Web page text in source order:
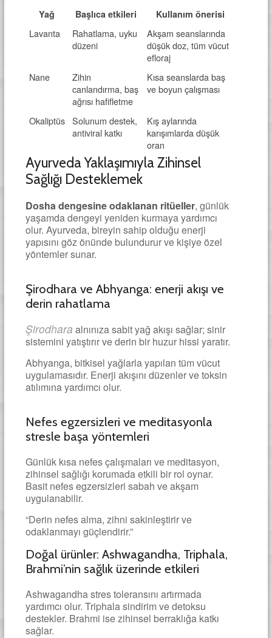
Yağ Başlıca etkileri Kullanım önerisi
Lavanta
Rahatlama, uyku
düzeni
Akşam seanslarında
düşük doz, tüm vücut
efloraj
Nane
Zihin
canlandırma, baş
ağrısı hafifletme
Kısa seanslarda baş
ve boyun çalışması
Okaliptüs Solunum destek,
antiviral katkı
Kış aylarında
karışımlarda düşük
oran
Ayurveda Yaklaşımıyla Zihinsel
Sağlığı Desteklemek
Dosha dengesine odaklanan ritüeller, günlük
yaşamda dengeyi yeniden kurmaya yardımcı
olur. Ayurveda, bireyin sahip olduğu enerji
yapısını göz önünde bulundurur ve kişiye özel
yöntemler sunar.
Şirodhara ve Abhyanga: enerji akışı ve
derin rahatlama
Şirodhara alnınıza sabit yağ akışı sağlar; sinir
sistemini yatıştırır ve derin bir huzur hissi yaratır.
Abhyanga, bitkisel yağlarla yapılan tüm vücut
uygulamasıdır. Enerji akışını düzenler ve toksin
atılımına yardımcı olur.
Nefes egzersizleri ve meditasyonla
stresle başa yöntemleri
Günlük kısa nefes çalışmaları ve meditasyon,
zihinsel sağlığı korumada etkili bir rol oynar.
Basit nefes egzersizleri sabah ve akşam
uygulanabilir.
“Derin nefes alma, zihni sakinleştirir ve
odaklanmayı güçlendirir.”
Doğal ürünler: Ashwagandha, Triphala,
Brahmi’nin sağlık üzerinde etkileri
Ashwagandha stres toleransını artırmada
yardımcı olur. Triphala sindirim ve detoksu
destekler. Brahmi ise zihinsel berraklığa katkı
sağlar.